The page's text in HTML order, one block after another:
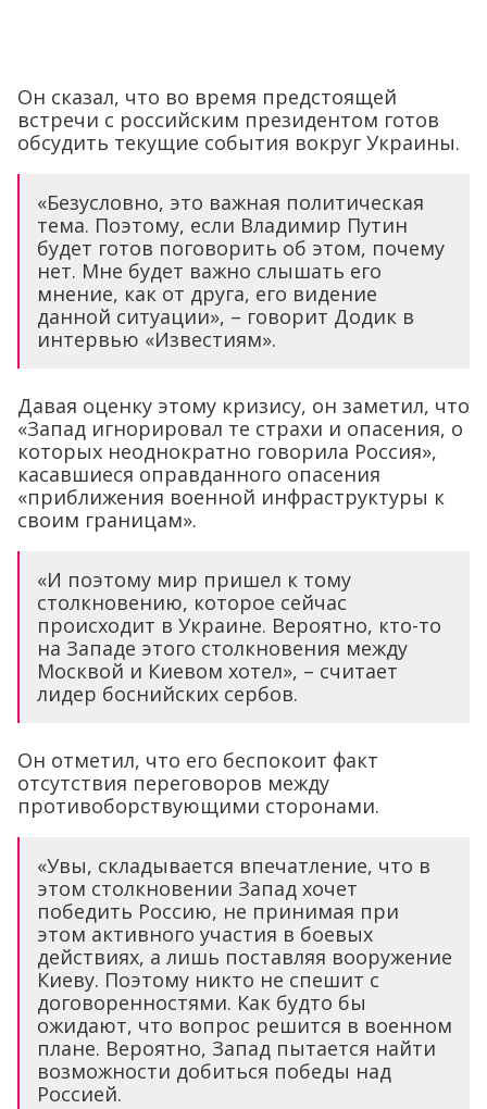
Он сказал, что во время предстоящей
встречи с российским президентом готов
обсудить текущие события вокруг Украины.
«Безусловно, это важная политическая
тема. Поэтому, если Владимир Путин
будет готов поговорить об этом, почему
нет. Мне будет важно слышать его
мнение, как от друга, его видение
данной ситуации», – говорит Додик в
интервью «Известиям».
Давая оценку этому кризису, он заметил, что
«Запад игнорировал те страхи и опасения, о
которых неоднократно говорила Россия»,
касавшиеся оправданного опасения
«приближения военной инфраструктуры к
своим границам».
«И поэтому мир пришел к тому
столкновению, которое сейчас
происходит в Украине. Вероятно, кто-то
на Западе этого столкновения между
Москвой и Киевом хотел», – считает
лидер боснийских сербов.
Он отметил, что его беспокоит факт
отсутствия переговоров между
противоборствующими сторонами.
«Увы, складывается впечатление, что в
этом столкновении Запад хочет
победить Россию, не принимая при
этом активного участия в боевых
действиях, а лишь поставляя вооружение
Киеву. Поэтому никто не спешит с
договоренностями. Как будто бы
ожидают, что вопрос решится в военном
плане. Вероятно, Запад пытается найти
возможности добиться победы над
Россией.